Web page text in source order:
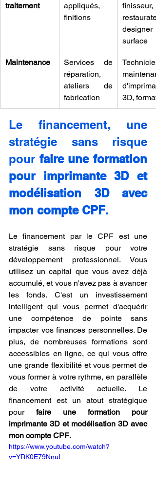
traitement
appliqués,
finitions
finisseur,
surface
Maintenance
Services de
réparation,
ateliers de
fabrication
3D,
Le financement, une
stratégie sans risque
pour faire une formation
pour imprimante 3D et
modélisation 3D avec
mon compte CPF.
Le financement par le CPF est une
stratégie sans risque pour votre
développement professionnel. Vous
utilisez un capital que vous avez déjà
accumulé, et vous n'avez pas à avancer
les fonds. C'est un investissement
intelligent qui vous permet d'acquérir
une compétence de pointe sans
impacter vos finances personnelles. De
plus, de nombreuses formations sont
accessibles en ligne, ce qui vous offre
une grande flexibilité et vous permet de
vous former à votre rythme, en parallèle
de votre activité actuelle. Le
financement est un atout stratégique
pour faire une formation pour
imprimante 3D et modélisation 3D avec
mon compte CPF.
https://www.youtube.com/watch?
v=YRK0E79NnuI